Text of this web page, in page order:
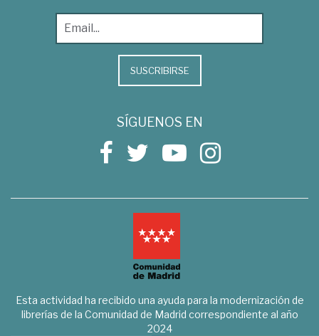
SUSCRIBIRSE
SÍGUENOS EN
Esta actividad ha recibido una ayuda para la modernización de
librerías de la Comunidad de Madrid correspondiente al año
2024